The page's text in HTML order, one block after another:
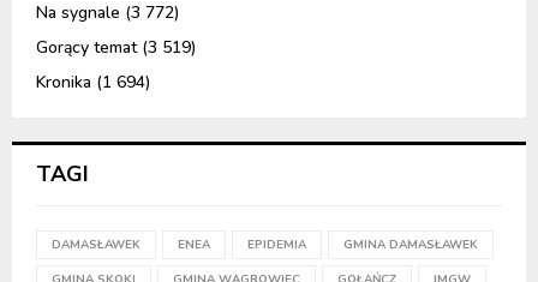
Na sygnale (3 772)
Gorący temat(3 519)
Kronika (1 694)
TAGI
DAMASŁAWEK ENEA EPIDEMIA GMINA DAMASŁAWEK